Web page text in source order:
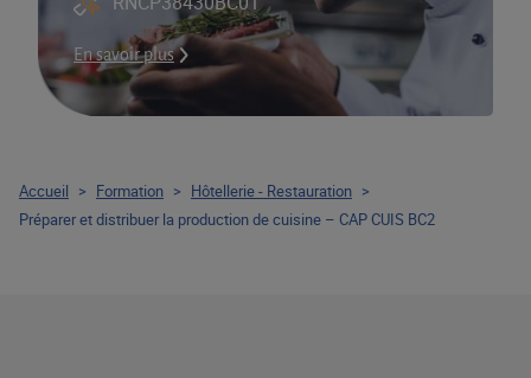
En savoir plus
Accueil > Formation > Hôtellerie - Restauration >
Préparer et distribuer la production de cuisine – CAP CUIS BC2